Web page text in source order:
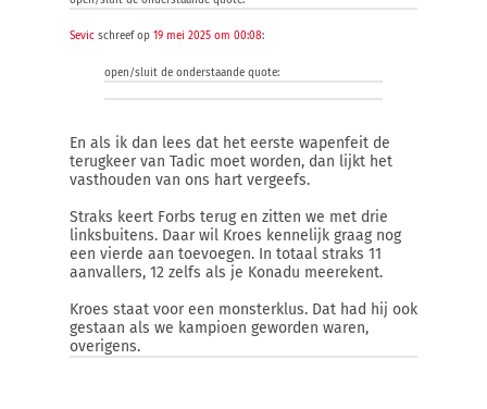
Sevic schreef op 19 mei 2025 om 00:08:
open/sluit de onderstaande quote:
En als ik dan lees dat het eerste wapenfeit de
terugkeer van Tadic moet worden, dan lijkt het
vasthouden van ons hart vergeefs.
Straks keert Forbs terug en zitten we met drie
linksbuitens. Daar wil Kroes kennelijk graag nog
een vierde aan toevoegen. In totaal straks 11
aanvallers, 12 zelfs als je Konadu meerekent.
Kroes staat voor een monsterklus. Dat had hij ook
gestaan als we kampioen geworden waren,
overigens.